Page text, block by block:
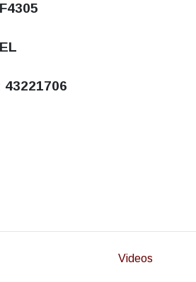
43221706
Videos